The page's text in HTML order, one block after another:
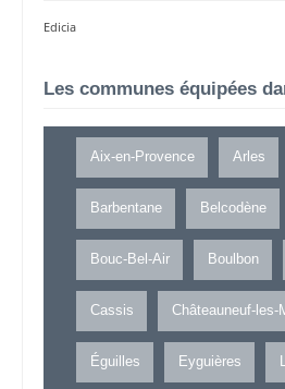
Edicia
Les communes équipées
Aix-en-Provence Arles
Barbentane Belcodène
Bouc-Bel-Air Boulbon
Cassis Châteauneuf-les-
Éguilles Eyguières